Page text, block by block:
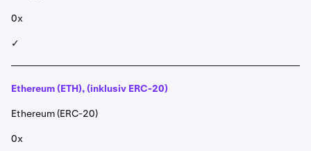
0x
✓
Ethereum (ETH), (inklusiv ERC-20)
Ethereum (ERC-20)
0x